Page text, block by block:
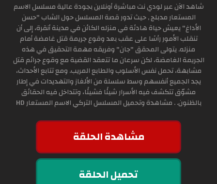
شاهد الآن عبر لودي نت مباشرة أونلاين بجودة عالية مسلسل الاسم
المستعار مدبلج , حيث تدور قصة المسلسل حول الشاب "حسن
الأداغ" يعيش حياة هادئة في منزله الكائن في مدينة أنقرة، إلى أن
تنقلب الأمور رأسًا على عقب بعد وقوع جريمة قتل غامضة أمام
منزله. يتولى المحقق "جان" وفريقه مهمة التحقيق في هذه
الجريمة الغامضة، لكن سرعان ما تتعقد القضية مع وقوع جرائم قتل
مشابهة، تحمل نفس الأسلوب والطابع المريب. ومع تتابع الأحداث،
يجد الجميع أنفسهم وسط سلسلة من الألغاز والتهديدات في إطار
مشوّق تتكشف فيه الأسرار شيئًا فشيئًا، وتتداخل فيه الحقائق
بالظنون. . مشاهدة وتحميل المسلسل التركي الاسم المستعار HD
مشاهدة الحلقة
تحميل الحلقة